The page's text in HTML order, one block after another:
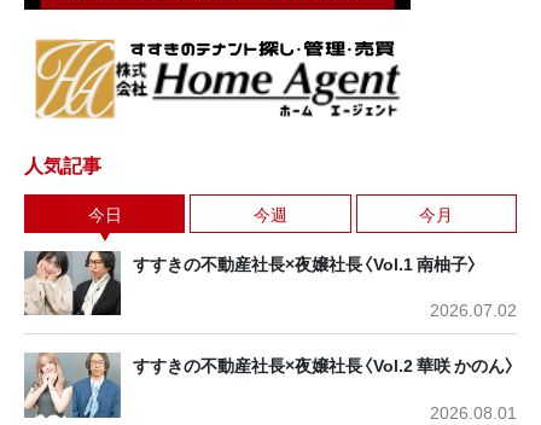
人気記事
今日 今週 今月
すすきの不動産社長×夜嬢社長〈Vol.1 南柚子〉
2026.07.02
すすきの不動産社長×夜嬢社長〈Vol.2 華咲 かのん〉
2026.08.01